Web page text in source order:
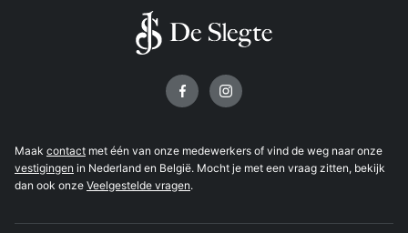
Maak contact met één van onze medewerkers of vind de weg naar onze
vestigingen in Nederland en België. Mocht je met een vraag zitten, bekijk
dan ook onze Veelgestelde vragen.